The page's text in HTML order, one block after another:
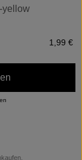
yellow
1,99 €